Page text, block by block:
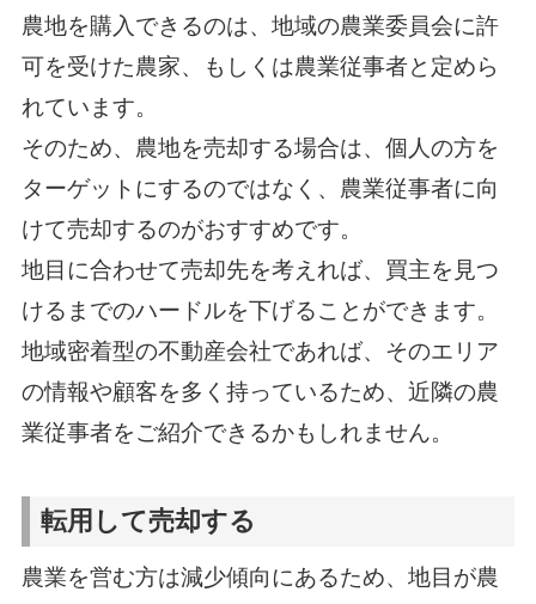
農地を購入できるのは、地域の農業委員会に許
可を受けた農家、もしくは農業従事者と定めら
れています。
そのため、農地を売却する場合は、個人の方を
ターゲットにするのではなく、農業従事者に向
けて売却するのがおすすめです。
地目に合わせて売却先を考えれば、買主を見つ
けるまでのハードルを下げることができます。
地域密着型の不動産会社であれば、そのエリア
の情報や顧客を多く持っているため、近隣の農
業従事者をご紹介できるかもしれません。
転用して売却する
農業を営む方は減少傾向にあるため、地目が農